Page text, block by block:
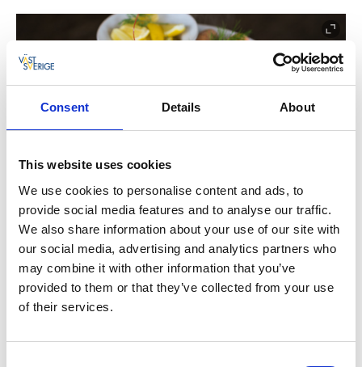
Consent Details About
This website uses cookies
We use cookies to personalise content and ads, to
provide social media features and to analyse our traffic.
We also share information about your use of our site with
our social media, advertising and analytics partners who
may combine it with other information that you’ve
provided to them or that they’ve collected from your use
of their services.